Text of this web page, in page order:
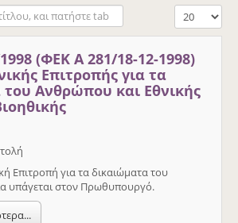
και πατήστε tab Εμφάνιση #
(ΦΕΚ Α 281/18-12-1998)
Επιτροπής για τα
Ανθρώπου και Εθνικής
Επιτροπή για τα δικαιώματα του
υπάγεται στον Πρωθυπουργό.